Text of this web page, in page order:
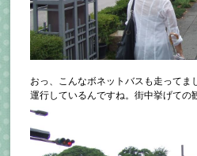
おっ、こんなボネットバスも走ってま
運行しているんですね。街中挙げての